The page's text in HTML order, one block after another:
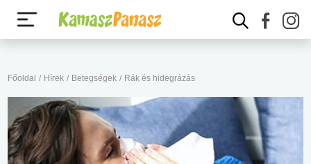
Főoldal / Hírek / Betegségek / Rák és hidegrázás